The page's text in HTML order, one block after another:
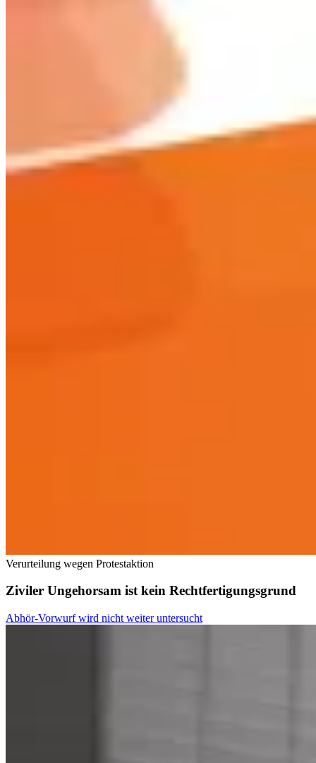
Verurteilung wegen Protestaktion
Ziviler Ungehorsam ist kein Rechtfertigungsgrund
Abhör-Vorwurf wird nicht weiter untersucht